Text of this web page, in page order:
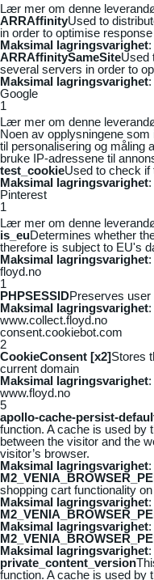
Lær mer om denne
ARRAffinityUsed to
in order to optimise
Maksimal lagringsvarighet
ARRAffinitySameSiteUsed
several servers in order to
Maksimal lagringsvarighet
Google
1
Lær mer om denne
Noen av opplysningene
til personalisering og måling
bruke IP-adressene til
test_cookieUsed to check
Maksimal lagringsvarighet
Pinterest
1
Lær mer om denne
is_euDetermines whether
therefore is subject to EU's
Maksimal lagringsvarighet
floyd.no
1
PHPSESSIDPreserves
Maksimal lagringsvarighet
www.collect.floyd.no
consent.cookiebot.com
2
CookieConsent [x2]Stores
current domain
Maksimal lagringsvarighet
www.floyd.no
5
apollo-cache-persist-
function. A cache is used by
between the visitor and the
visitor’s browser.
Maksimal lagringsvarighet
shopping cart functionality
Maksimal lagringsvarighet
Maksimal lagringsvarighet
Maksimal lagringsvarighet
private_content_version
function. A cache is used by